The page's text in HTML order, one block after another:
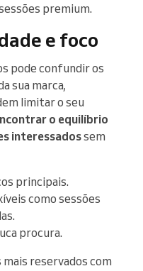
premium.
e foco
pode confundir os
sua marca,
limitar o seu
o equilíbrio
interessadossem
principais.
como sessões
procura.
reservados com